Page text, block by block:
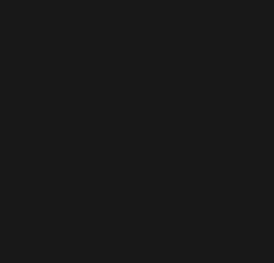
(external link)
(external link)
on Youtube (external